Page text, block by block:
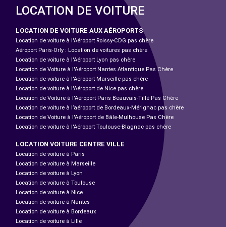
LOCATION DE VOITURE
LOCATION DE VOITURE AUX AÉROPORTS
Location de voiture à l'Aéroport Roissy-CDG pas chère
Aéroport Paris-Orly : Location de voitures pas chère
Location de voiture à l'Aéroport Lyon pas chère
Location de Voiture à l'Aéroport Nantes Atlantique Pas Chère
Location de voiture à l'Aéroport Marseille pas chère
Location de voiture à l'Aéroport de Nice pas chère
Location de Voiture à l'Aéroport Paris Beauvais-Tillé Pas Chère
Location de voiture à l’aéroport de Bordeaux-Mérignac pas chère
Location de Voiture à l'Aéroport de Bâle-Mulhouse Pas Chère
Location de voiture à l'Aéroport Toulouse-Blagnac pas chère
LOCATION VOITURE CENTRE VILLE
Location de voiture à Paris
Location de voiture à Marseille
Location de voiture à Lyon
Location de voiture à Toulouse
Location de voiture à Nice
Location de voiture à Nantes
Location de voiture à Bordeaux
Location de voiture à Lille